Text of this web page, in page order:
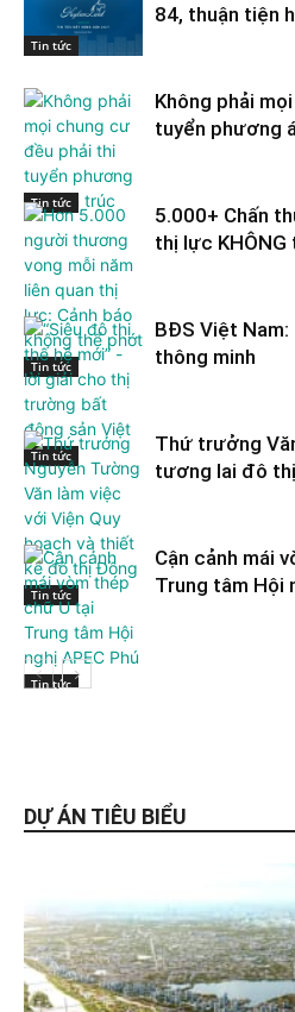
Tin tức
84, thuận tiện
Tin tức
Không phải
tuyển phương
Tin tức
5.000+ Chấn
thị lực KHÔNG
Tin tức
BĐS Việt
thông minh
Tin tức
Thứ trưởng
tương lai đô
Tin tức
Cận cảnh mái
Trung tâm Hội
DỰ ÁN TIÊU BIỂU